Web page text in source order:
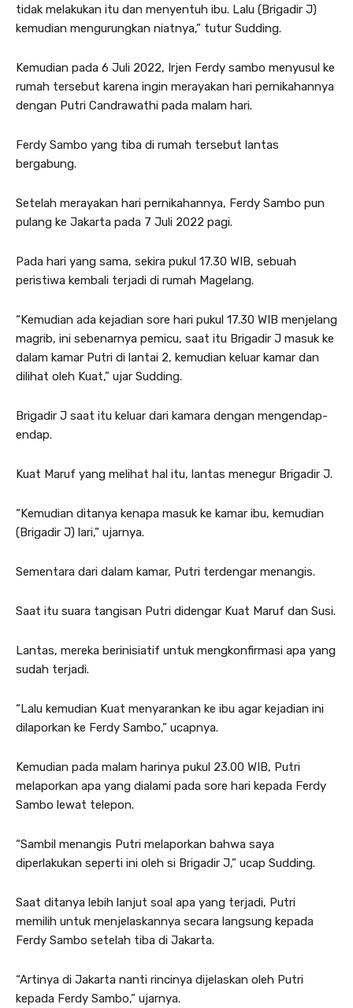
tidak melakukan itu dan menyentuh ibu. Lalu (Brigadir J)
kemudian mengurungkan niatnya,” tutur Sudding.
Kemudian pada 6 Juli 2022, Irjen Ferdy sambo menyusul ke
rumah tersebut karena ingin merayakan hari pernikahannya
dengan Putri Candrawathi pada malam hari.
Ferdy Sambo yang tiba di rumah tersebut lantas
bergabung.
Setelah merayakan hari pernikahannya, Ferdy Sambo pun
pulang ke Jakarta pada 7 Juli 2022 pagi.
Pada hari yang sama, sekira pukul 17.30 WIB, sebuah
peristiwa kembali terjadi di rumah Magelang.
“Kemudian ada kejadian sore hari pukul 17.30 WIB menjelang
magrib, ini sebenarnya pemicu, saat itu Brigadir J masuk ke
dalam kamar Putri di lantai 2, kemudian keluar kamar dan
dilihat oleh Kuat,” ujar Sudding.
Brigadir J saat itu keluar dari kamara dengan mengendap-
endap.
Kuat Maruf yang melihat hal itu, lantas menegur Brigadir J.
“Kemudian ditanya kenapa masuk ke kamar ibu, kemudian
(Brigadir J) lari,” ujarnya.
Sementara dari dalam kamar, Putri terdengar menangis.
Saat itu suara tangisan Putri didengar Kuat Maruf dan Susi.
Lantas, mereka berinisiatif untuk mengkonfirmasi apa yang
sudah terjadi.
“Lalu kemudian Kuat menyarankan ke ibu agar kejadian ini
dilaporkan ke Ferdy Sambo,” ucapnya.
Kemudian pada malam harinya pukul 23.00 WIB, Putri
melaporkan apa yang dialami pada sore hari kepada Ferdy
Sambo lewat telepon.
“Sambil menangis Putri melaporkan bahwa saya
diperlakukan seperti ini oleh si Brigadir J,” ucap Sudding.
Saat ditanya lebih lanjut soal apa yang terjadi, Putri
memilih untuk menjelaskannya secara langsung kepada
Ferdy Sambo setelah tiba di Jakarta.
“Artinya di Jakarta nanti rincinya dijelaskan oleh Putri
kepada Ferdy Sambo,” ujarnya.